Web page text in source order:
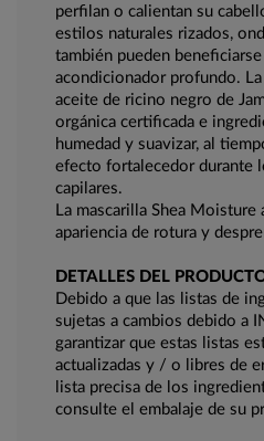
perfilan o calientan su
estilos naturales rizados,
también pueden
acondicionador profundo.
aceite de ricino negro de
orgánica certificada e
humedad y suavizar, al
efecto fortalecedor durante
capilares.
La mascarilla Shea Moisture
apariencia de rotura y
DETALLES DEL
Debido a que las listas de
sujetas a cambios debido a
garantizar que estas listas
actualizadas y / o libres de
lista precisa de los
consulte el embalaje de su